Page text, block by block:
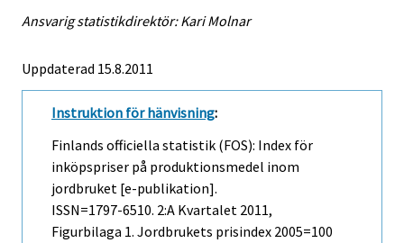
Ansvarig statistikdirektör: Kari Molnar
Uppdaterad 15.8.2011
Instruktion för hänvisning:
Finlands officiella statistik (FOS): Index för
inköpspriser på produktionsmedel inom
jordbruket [e-publikation].
ISSN=1797-6510. 2:a Kvartalet 2011,
Figurbilaga 1. Jordbrukets prisindex 2005=100